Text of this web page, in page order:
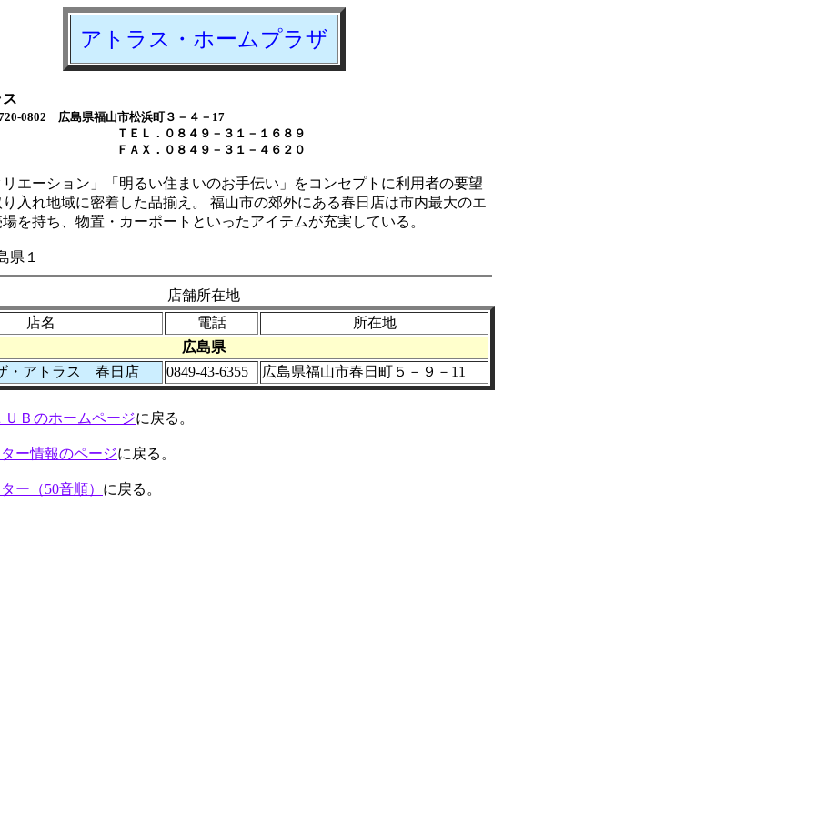
アトラス・ホームプラザ
ス
720-0802 広島県福山市松浜町３－４－17
０８４９－３１－１６８９
０８４９－３１－４６２０
リエーション」「明るい住まいのお手伝い」をコンセプトに利用者の要望
入れ地域に密着した品揃え。 福山市の郊外にある春日店は市内最大のエ
を持ち、物置・カーポートといったアイテムが充実している。
県１
店舗所在地
店名
電話
所在地
広島県
・アトラス 春日店
0849-43-6355 広島県福山市春日町５－９－11
ＵＢのホームページに戻る。
ー情報のページに戻る。
ー（50音順） に戻る。